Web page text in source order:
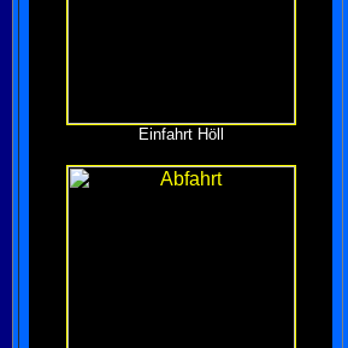
Einfahrt Höll